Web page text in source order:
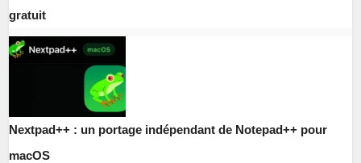
gratuit
Nextpad++ : un portage indépendant de Notepad++ pour
macOS